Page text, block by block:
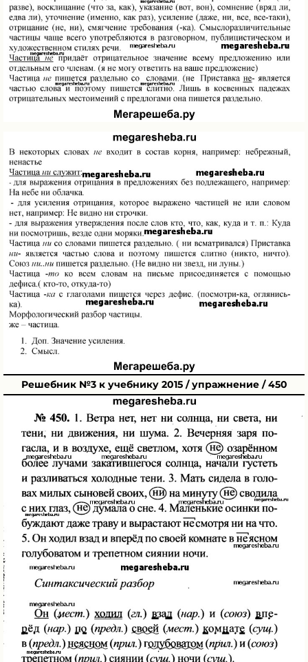
Решебник №3 к учебнику 2015 / упражнение / 450